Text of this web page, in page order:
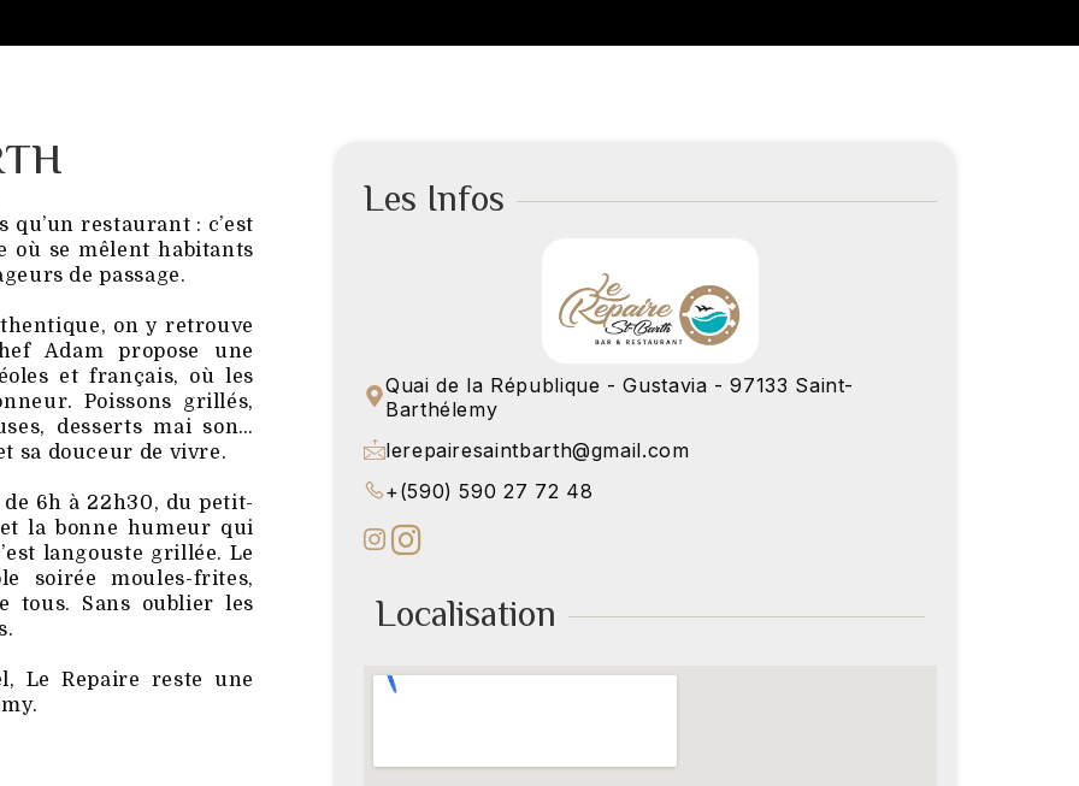
qu’un restaurant : c’est
où se mêlent habitants
de passage.
on y retrouve
Adam propose une
et français, où les
Poissons grillés,
desserts mai son…
sa douceur de vivre.
6h à 22h30, du petit-
la bonne humeur qui
langouste grillée. Le
soirée moules-frites,
tous. Sans oublier les
Le Repaire reste une
Les Infos
Quai de la République - Gustavia - 97133 Saint-
Barthélemy
lerepairesaintbarth@gmail.com
+(590) 590 27 72 48
Localisation